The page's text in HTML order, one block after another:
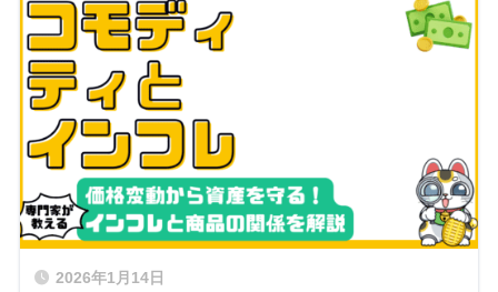
2026年1月14日